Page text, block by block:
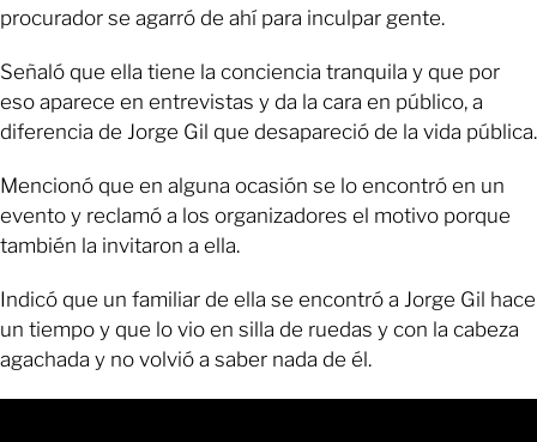
procurador se agarró de ahí para inculpar gente.
Señaló que ella tiene la conciencia tranquila y que por
eso aparece en entrevistas y da la cara en público, a
diferencia de Jorge Gil que desapareció de la vida pública.
Mencionó que en alguna ocasión se lo encontró en un
evento y reclamó a los organizadores el motivo porque
también la invitaron a ella.
Indicó que un familiar de ella se encontró a Jorge Gil hace
un tiempo y que lo vio en silla de ruedas y con la cabeza
agachada y no volvió a saber nada de él.